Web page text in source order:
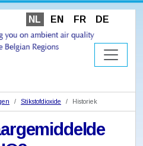
NL EN FR DE
Stikstofdioxide Historiek